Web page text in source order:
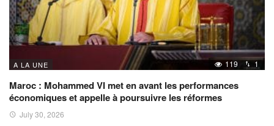
A LA UNE 119 1
Maroc : Mohammed VI met en avant les performances
économiques et appelle à poursuivre les réformes
July 30, 2026